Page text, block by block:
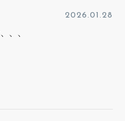
2026.01.28
、、